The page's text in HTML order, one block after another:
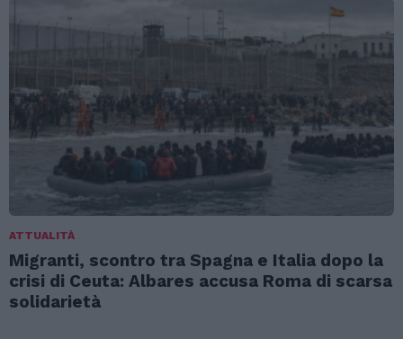
ATTUALITÀ
Migranti, scontro tra Spagna e Italia dopo la
crisi di Ceuta: Albares accusa Roma di scarsa
solidarietà